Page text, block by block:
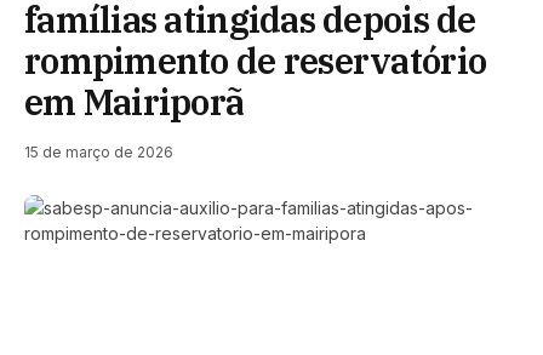
famílias atingidas depois de
rompimento de reservatório
em Mairiporã
15 de março de 2026